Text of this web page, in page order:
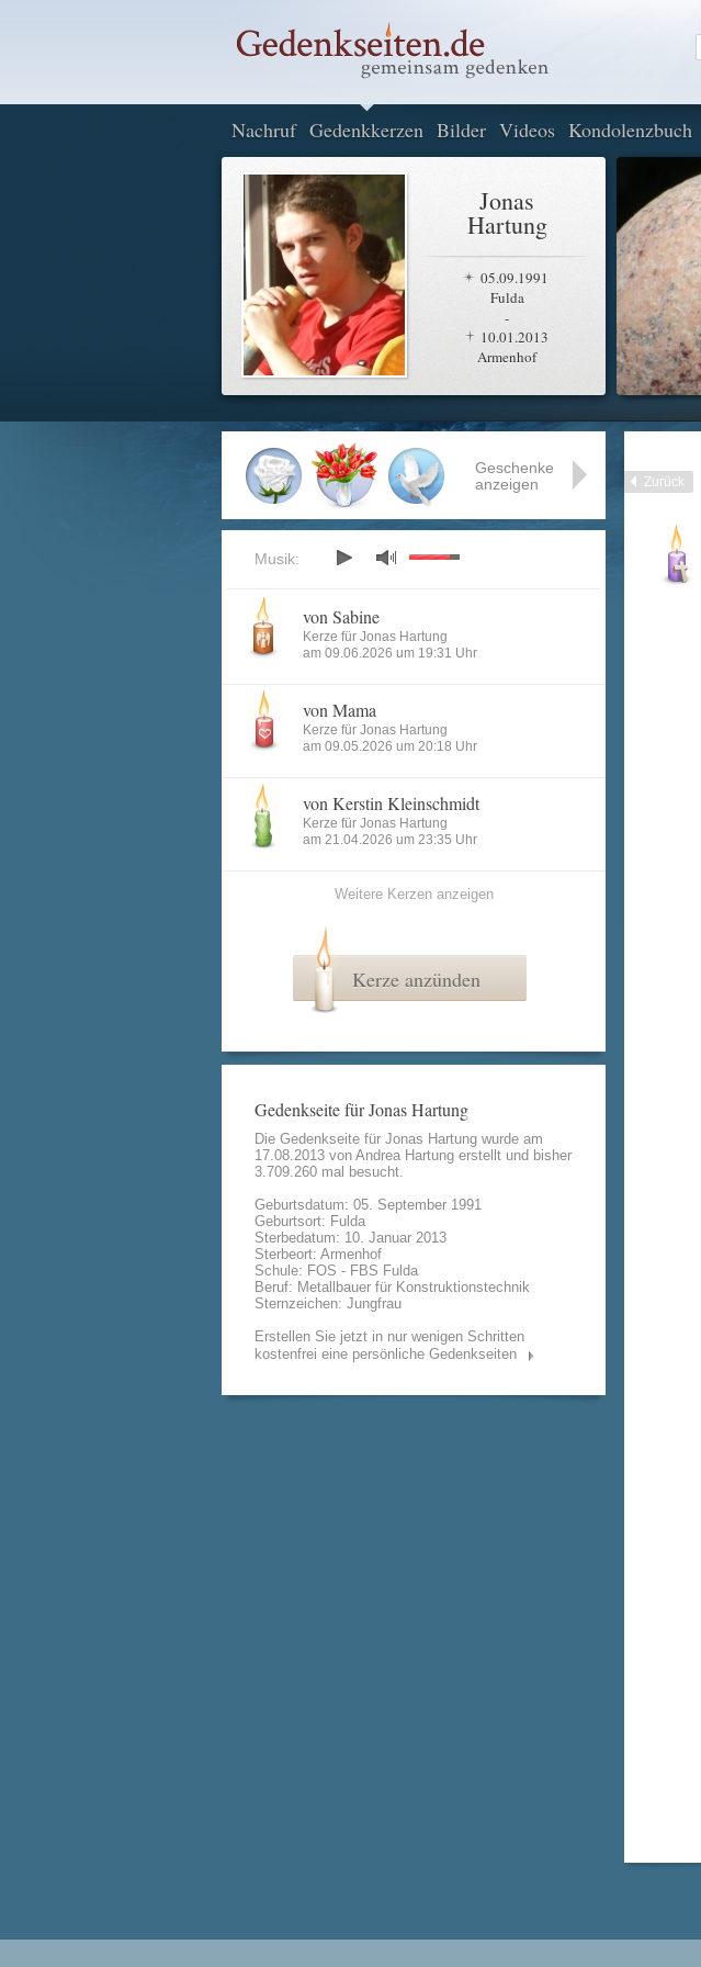
Nachruf Gedenkkerzen Bilder Videos Kondolenzbuch
Jonas
Hartung
05.09.1991
Fulda
-
10.01.2013
Armenhof
Zurück
Geschenke
anzeigen
Musik:
von Sabine
Kerze für Jonas Hartung
am 09.06.2026 um 19:31 Uhr
von Mama
Kerze für Jonas Hartung
am 09.05.2026 um 20:18 Uhr
von Kerstin Kleinschmidt
Kerze für Jonas Hartung
am 21.04.2026 um 23:35 Uhr
Weitere Kerzen anzeigen
Kerze anzünden
Gedenkseite für Jonas Hartung
Die Gedenkseite für Jonas Hartung wurde am
17.08.2013 von Andrea Hartung erstellt und bisher
3.709.260 mal besucht.
Geburtsdatum: 05. September 1991
Geburtsort: Fulda
Sterbedatum: 10. Januar 2013
Sterbeort: Armenhof
Schule: FOS - FBS Fulda
Beruf: Metallbauer für Konstruktionstechnik
Sternzeichen: Jungfrau
Erstellen Sie jetzt in nur wenigen Schritten
kostenfrei eine persönliche Gedenkseiten